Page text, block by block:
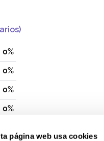
página web usa cookies
0%
0%
0%
0%